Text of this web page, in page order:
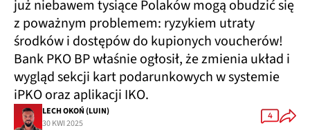
już niebawem tysiące Polaków mogą obudzić się
z poważnym problemem: ryzykiem utraty
środków i dostępów do kupionych voucherów!
Bank PKO BP właśnie ogłosił, że zmienia układ i
wygląd sekcji kart podarunkowych w systemie
iPKO oraz aplikacji IKO.
LECH OKOŃ (LUIN)
30 KWI 2025
4